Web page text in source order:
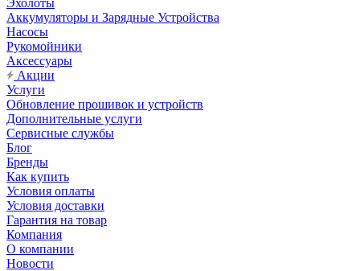
Эхолоты
Аккумуляторы и Зарядные Устройства
Насосы
Рукомойники
Аксессуары
Акции
Услуги
Обновление прошивок и устройств
Дополнительные услуги
Сервисные службы
Блог
Бренды
Как купить
Условия оплаты
Условия доставки
Гарантия на товар
Компания
О компании
Новости